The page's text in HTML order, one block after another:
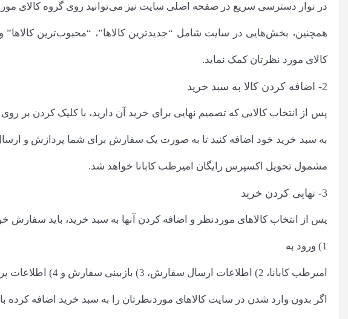
در نوار دسترسی سریع در صفحه اصلی سایت نیز می‌توانید روی گروه کالای
همچنین، بخش‌‏هایی در سایت شامل “جدیدترین‏‌ کالاها”، “محبوب‌ترین
کالای مورد نظرتان کمک نماید.
2- اضافه کردن کالا به سبد خرید
پس از انتخاب کالایی که تصمیم نهایی برای خرید آن دارید، با کلیک کردن بر
به سبد خرید خود اضافه کنید تا به صورت یک سفارش برای شما پردازش و
مشمول تحویل اکسپرس رایگان امیرطب کابانا خواهد شد.
3- نهایی کردن خرید
پس از انتخاب کالاهای موردنظر و اضافه کردن آنها به سبد خرید، باید سفارش خود را طی 4 مرحله زیر تکمیل
1) ورود به
امیرطب کابانا، 2) اطلاعات ارسال سفارش، 3) بازبینی سفارش و 4) اطلاعات پرداخت.
اگر بدون وارد شدن در سایت کالاهای موردنظرتان را به سبد خرید اضافه کرده